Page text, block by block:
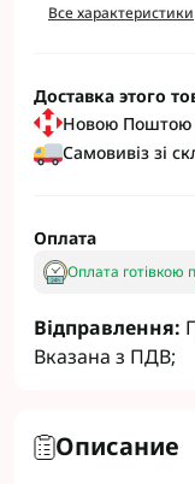
Все характеристики
Доставка этого
Новою Поштою
Самовивіз зі
Оплата
Оплата готівкою
Відправлення:
Вказана з ПДВ;
Описание